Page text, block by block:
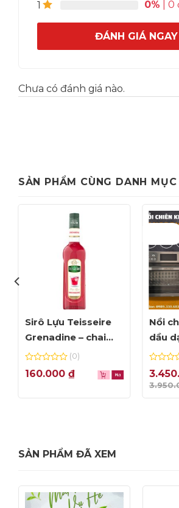
của khách hàng về các vị chính
Ice-Blended / Smoothies như vị
chua, vị siro dâu/việt quất/
1 0% |
ĐÁNH GIÁ NGAY
Chưa có đánh giá nào.
SẢN PHẨM CÙNG DANH MỤC
Sirô Lựu Teisseire
Grenadine – chai
70cl
0
out
5
(0)
160.000 ₫
Giảm
Nồi
dầu
Oven
0
out
of
5
SẢN PHẨM ĐÃ XEM